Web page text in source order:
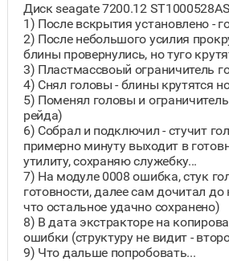
Диск seagate 7200.12 ST1000528AS
1) После вскрытия установлено -
2) После небольшого усилия
блины провернулись, но туго
3) Пластмассвоый ограничитель
4) Снял головы - блины крутятся
5) Поменял головы и
рейда)
6) Собрал и подключил - стучит
примерно минуту выходит в
утилиту, сохраняю служебку...
7) На модуле 0008 ошибка, стук
готовности, далее сам дочитал до
что остальное удачно сохранено)
8) В дата экстракторе на
ошибки (структуру не видит -
9) Что дальше попробовать...